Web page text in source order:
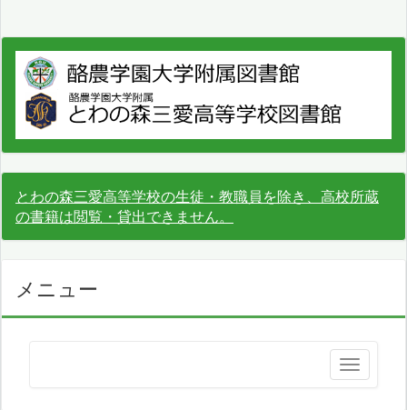
とわの森三愛高等学校の生徒・教職員を除き、高校所蔵
の書籍は閲覧・貸出できません。
メニュー